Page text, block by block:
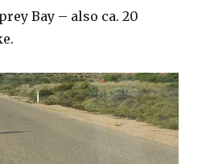
Bay – also ca. 20